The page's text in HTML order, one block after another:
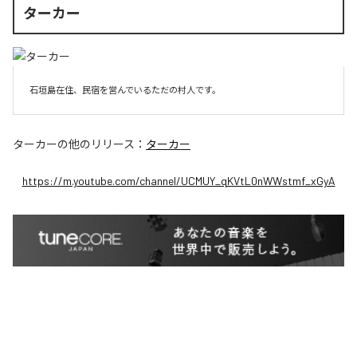
ターカー
石垣島在住、民宿を営んでいるただの村人です。
ターカーの他のリリース： ターカー
https://m.youtube.com/channel/UCMUY_qKVtL0nWWstmf_xGyA